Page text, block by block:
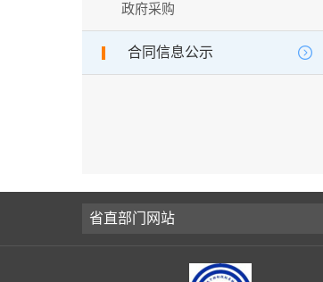
政府采购
合同信息公示
省直部门网站